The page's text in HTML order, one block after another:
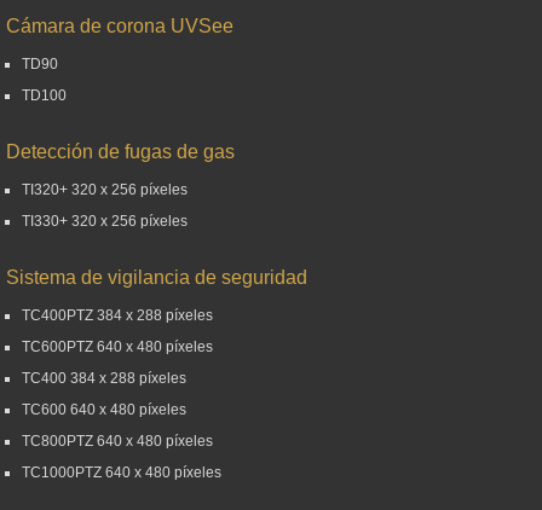
Cámara de corona UVSee
TD90
TD100
Detección de fugas de gas
TI320+ 320 x 256 píxeles
TI330+ 320 x 256 píxeles
Sistema de vigilancia de seguridad
TC400PTZ 384 x 288 píxeles
TC600PTZ 640 x 480 píxeles
TC400 384 x 288 píxeles
TC600 640 x 480 píxeles
TC800PTZ 640 x 480 píxeles
TC1000PTZ 640 x 480 píxeles